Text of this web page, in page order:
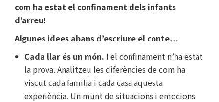
com ha estat el confinament dels infants
d’arreu!
Algunes idees abans d’escriure el conte…
Cada llar és un món. I el confinament n’ha estat
la prova. Analitzeu les diferències de com ha
viscut cada familia i cada casa aquesta
experiència. Un munt de situacions i emocions